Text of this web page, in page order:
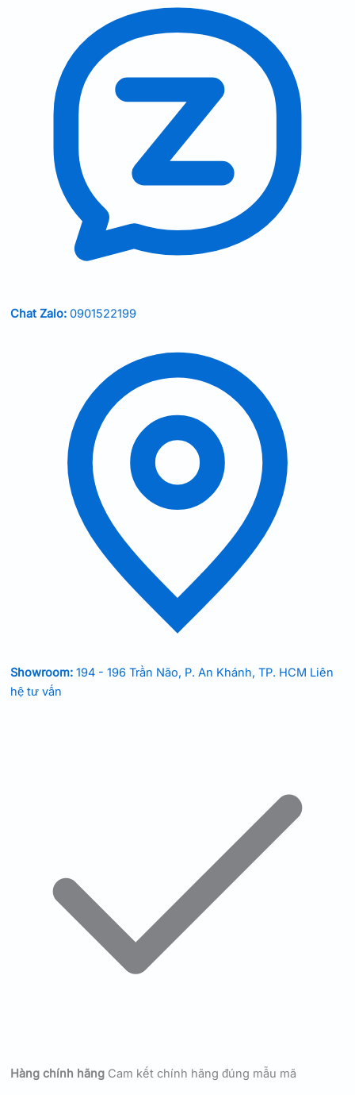
Chat Zalo: 0901522199
Showroom: 194 - 196 Trần Não, P. An Khánh, TP. HCM Liên
hệ tư vấn
Hàng chính hãng Cam kết chính hãng đúng mẫu mã